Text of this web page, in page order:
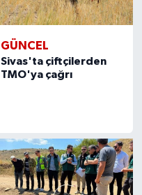
GÜNCEL
Sivas'ta çiftçilerden
TMO'ya çağrı